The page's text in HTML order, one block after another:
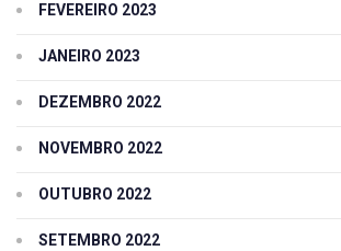
FEVEREIRO 2023
JANEIRO 2023
DEZEMBRO 2022
NOVEMBRO 2022
OUTUBRO 2022
SETEMBRO 2022